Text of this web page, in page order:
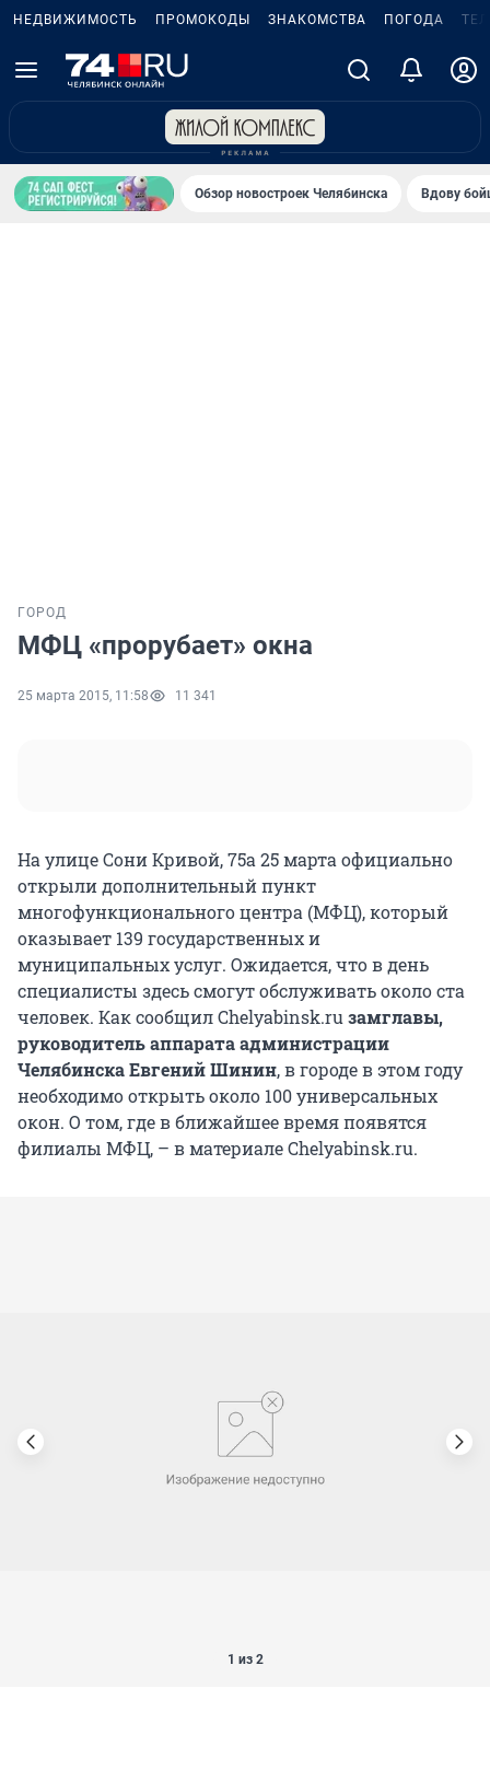
НЕДВИЖИМОСТЬ ПРОМОКОДЫ ЗНАКОМСТВА ПОГОДА
Обзор новостроек Челябинска Вдову
ГОРОД
МФЦ «прорубает» окна
25 марта 2015, 11:58 11 341
На улице Сони Кривой, 75а 25 марта официально
открыли дополнительный пункт
многофункционального центра (МФЦ), который
оказывает 139 государственных и
муниципальных услуг. Ожидается, что в день
специалисты здесь смогут обслуживать около ста
человек. Как сообщил Chelyabinsk.ru замглавы,
руководитель аппарата администрации
Челябинска Евгений Шинин, в городе в этом году
необходимо открыть около 100 универсальных
окон. О том, где в ближайшее время появятся
филиалы МФЦ, – в материале Chelyabinsk.ru.
1 из 2